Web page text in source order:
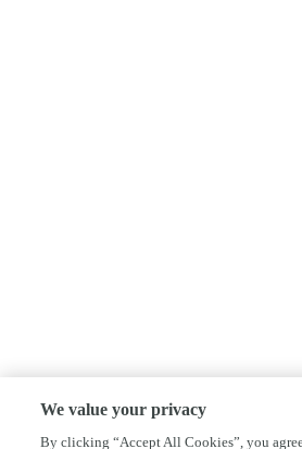
We value your privacy
By clicking “Accept All Cookies”, you